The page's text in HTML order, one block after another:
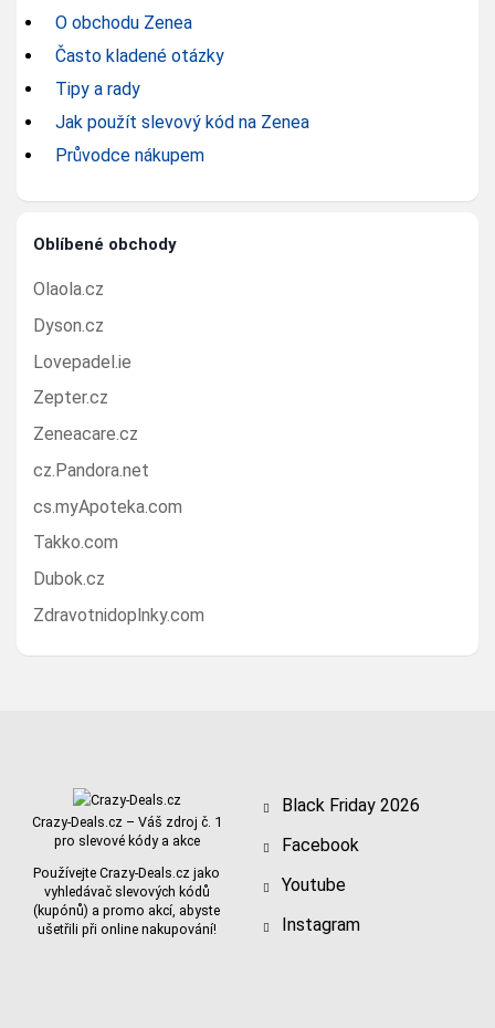
O obchodu Zenea
Často kladené otázky
Tipy a rady
Jak použít slevový kód na Zenea
Průvodce nákupem
Oblíbené obchody
Olaola.cz
Dyson.cz
Lovepadel.ie
Zepter.cz
Zeneacare.cz
cz.Pandora.net
cs.myApoteka.com
Takko.com
Dubok.cz
Zdravotnidoplnky.com
Crazy-Deals.cz – Váš zdroj č. 1
pro slevové kódy a akce
Používejte Crazy-Deals.cz jako
vyhledávač slevových kódů
(kupónů) a promo akcí, abyste
ušetřili při online nakupování!
Black Friday 2026
Facebook
Youtube
Instagram